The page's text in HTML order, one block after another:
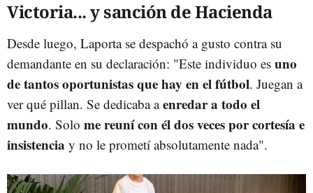
Victoria... y sanción de Hacienda
Desde luego, Laporta se despachó a gusto contra su
demandante en su declaración: "Este individuo es uno
de tantos oportunistas que hay en el fútbol. Juegan a
ver qué pillan. Se dedicaba aenredar a todo el
mundo. Solo me reuní con él dos veces por cortesía e
insistencia y no le prometí absolutamente nada".